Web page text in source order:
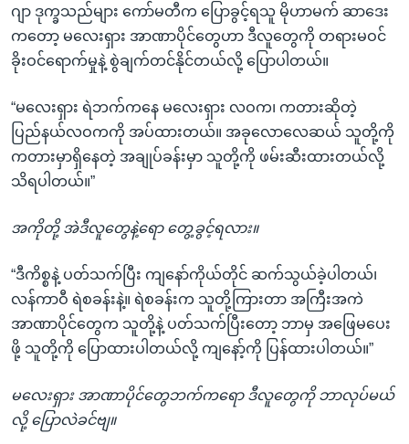
ဂျာ ဒုက္ခသည်များ ကော်မတီက ပြောခွင့်ရသူ မိုဟာမက် ဆာဒေး
ကတော့ မလေးရှား အာဏာပိုင်တွေဟာ ဒီလူတွေကို တရားမဝင်
ခိုးဝင်ရောက်မှုနဲ့ စွဲချက်တင်နိုင်တယ်လို့ ပြောပါတယ်။
“မလေးရှား ရဲဘက်ကနေ မလေးရှား လဝက၊ ကတားဆိုတဲ့
ပြည်နယ်လဝကကို အပ်ထားတယ်။ အခုလောလေဆယ် သူတို့ကို
ကတားမှာရှိနေတဲ့ အချုပ်ခန်းမှာ သူတို့ကို ဖမ်းဆီးထားတယ်လို့
သိရပါတယ်။”
အကိုတို့ အဲဒီလူတွေနဲ့ရော တွေ့ခွင့်ရလား။
“ဒီကိစ္စနဲ့ ပတ်သက်ပြီး ကျနော်ကိုယ်တိုင် ဆက်သွယ်ခဲ့ပါတယ်၊
လန်ကာဝီ ရဲစခန်းနဲ့။ ရဲစခန်းက သူတို့ကြားတာ အကြီးအကဲ
အာဏာပိုင်တွေက သူတို့နဲ့ ပတ်သက်ပြီးတော့ ဘာမှ အဖြေမပေး
ဖို့ သူတို့ကို ပြောထားပါတယ်လို့ ကျနော့်ကို ပြန်ထားပါတယ်။”
မလေးရှား အာဏာပိုင်တွေဘက်ကရော ဒီလူတွေကို ဘာလုပ်မယ်
လို့ ပြောလဲခင်ဗျ။